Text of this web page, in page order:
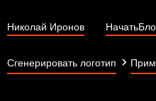
Николай Иронов Начать
Сгенерировать логотип